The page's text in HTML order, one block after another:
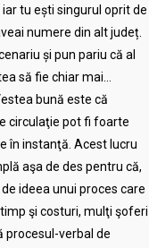
tu ești singurul oprit de
numere din alt județ.
și pun pariu că al
să fie chiar mai…
bună este că
circulaţie pot fi foarte
în instanţă. Acest lucru
aşa de des pentru că,
ideea unui proces care
şi costuri, mulţi şoferi
procesul-verbal de